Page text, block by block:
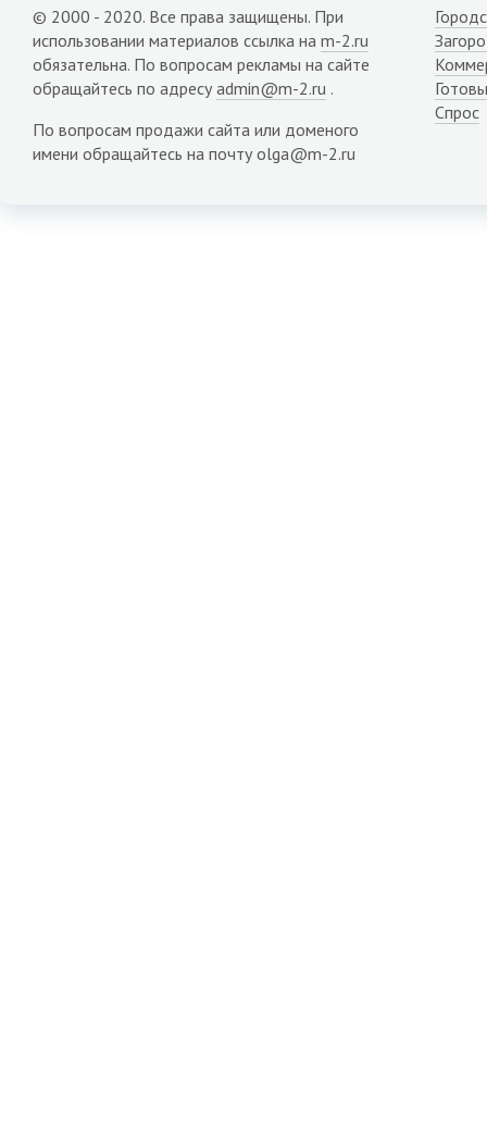
© 2000 - 2020. Все права защищены. При
использовании материалов ссылка на m-2.ru
обязательна. По вопросам рекламы на сайте
обращайтесь по адресу admin@m-2.ru .
По вопросам продажи сайта или доменого
имени обращайтесь на почту olga@m-2.ru
Спрос